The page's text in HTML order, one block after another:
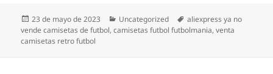
Publicado
el
23 de mayo de 2023 Categorías
Uncategorized Etiquetas
aliexpress ya no
vende camisetas de futbol,camisetas futbol futbolmania,venta
camisetas retro futbol